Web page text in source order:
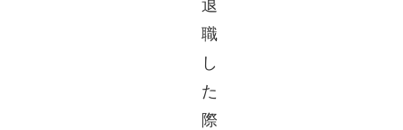
退
職
し
た
際